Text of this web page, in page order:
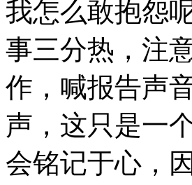
我怎么敢抱怨
事三分热，注
作，喊报告声
声，这只是一
会铭记于心，